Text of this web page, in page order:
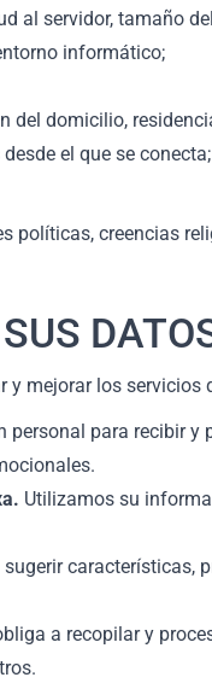
servidor, tamaño
informático;
del domicilio,
el que se conecta;
creencias
mejorar los
para recibir y
Utilizamos su
características,
a recopilar y